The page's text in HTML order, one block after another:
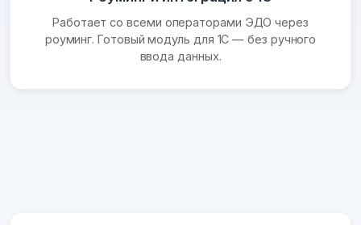
Работает со всеми операторами ЭДО через
роуминг. Готовый модуль для 1С — без ручного
ввода данных.